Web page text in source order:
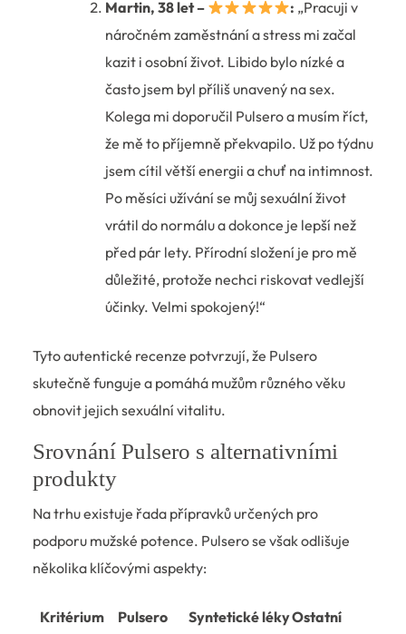
Martin, 38 let –
: „Pracuji v
náročném zaměstnání a stress mi začal
kazit i osobní život. Libido bylo nízké a
často jsem byl příliš unavený na sex.
Kolega mi doporučil Pulsero a musím říct,
že mě to příjemně překvapilo. Už po týdnu
jsem cítil větší energii a chuť na intimnost.
Po měsíci užívání se můj sexuální život
vrátil do normálu a dokonce je lepší než
před pár lety. Přírodní složení je pro mě
důležité, protože nechci riskovat vedlejší
účinky. Velmi spokojený!“
Tyto autentické recenze potvrzují, že Pulsero
skutečně funguje a pomáhá mužům různého věku
obnovit jejich sexuální vitalitu.
Srovnání Pulsero s alternativními
produkty
Na trhu existuje řada přípravků určených pro
podporu mužské potence. Pulsero se však odlišuje
několika klíčovými aspekty:
Kritérium Pulsero Syntetické lékyOstatní